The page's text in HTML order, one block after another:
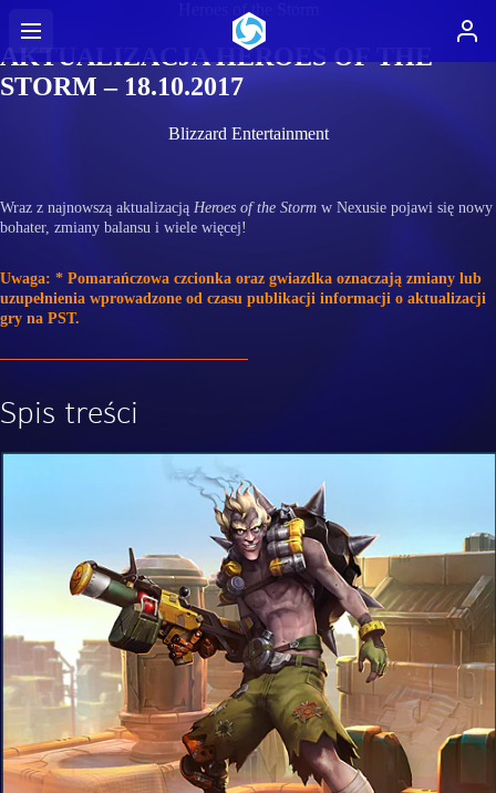
Heroes of the Storm
AKTUALIZACJA HEROES OF THE
STORM – 18.10.2017
Blizzard Entertainment
Wraz z najnowszą aktualizacją Heroes of the Storm w Nexusie pojawi się nowy
bohater, zmiany balansu i wiele więcej!
Uwaga: * Pomarańczowa czcionka oraz gwiazdka oznaczają zmiany lub
uzupełnienia wprowadzone od czasu publikacji informacji o aktualizacji
gry na PST.
Spis treści